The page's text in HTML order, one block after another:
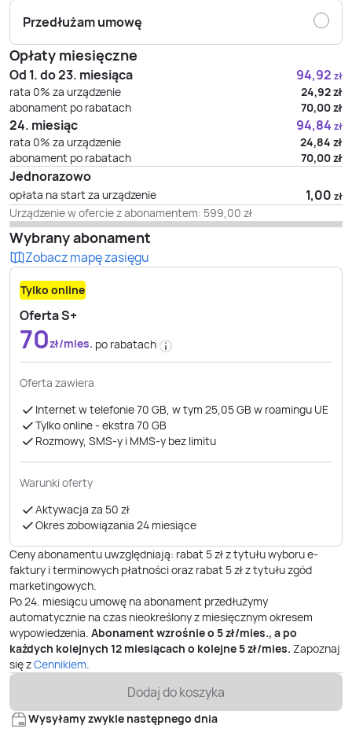
Przedłużam umowę
Opłaty miesięczne
Od 1. do 23. miesiąca 94,92 zł
rata 0% za urządzenie 24,92zł
abonament po rabatach
70,00zł
24. miesiąc 94,84 zł
rata 0% za urządzenie 24,84 zł
abonament po rabatach
70,00zł
Jednorazowo
opłata na start za urządzenie 1,00 zł
Urządzenie w ofercie z abonamentem: 599,00 zł
Wybrany abonament
Zobacz mapę zasięgu
Tylko online
Oferta S+
70zł/mies. po rabatach
Oferta zawiera
Internet w telefonie 70 GB, w tym 25,05 GB w roamingu UE
Tylko online - ekstra 70 GB
Rozmowy, SMS-y i MMS-y bez limitu
Warunki oferty
Aktywacja za 50 zł
Okres zobowiązania 24 miesiące
Ceny abonamentu uwzględniają: rabat 5 zł z tytułu wyboru e-
faktury i terminowych płatności oraz rabat 5 zł z tytułu zgód
marketingowych.
Po24. miesiącu umowę na abonament przedłużymy
automatycznie na czas nieokreślony z miesięcznym okresem
wypowiedzenia. Abonament wzrośnie o 5zł/mies., a po
każdych kolejnych 12 miesiącach o kolejne5zł/mies. Zapoznaj
się zCennikiem.
Dodaj do koszyka
Wysyłamy zwykle następnego dnia